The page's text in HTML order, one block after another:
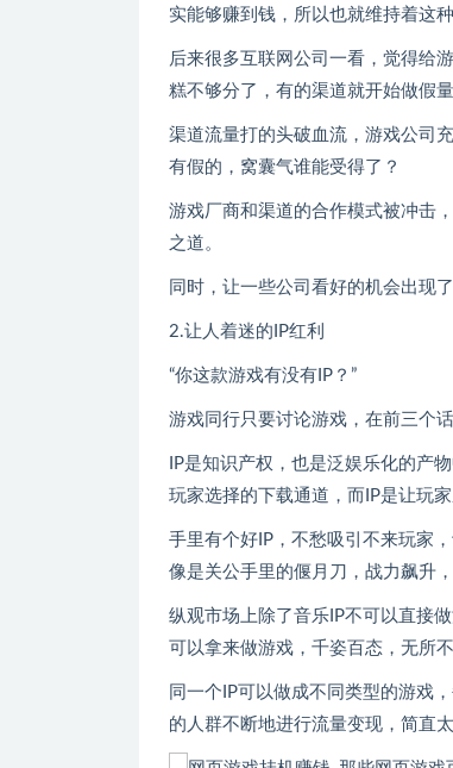
实能够赚到钱，所以也就维持着这种
后来很多互联网公司一看，觉得给
糕不够分了，有的渠道就开始做假
渠道流量打的头破血流，游戏公司
有假的，窝囊气谁能受得了？
游戏厂商和渠道的合作模式被冲击
之道。
同时，让一些公司看好的机会出现了
2.让人着迷的IP红利
“你这款游戏有没有IP？”
游戏同行只要讨论游戏，在前三个
IP是知识产权，也是泛娱乐化的产
玩家选择的下载通道，而IP是让玩家
手里有个好IP，不愁吸引不来玩家
像是关公手里的偃月刀，战力飙升，
纵观市场上除了音乐IP不可以直接
可以拿来做游戏，千姿百态，无所不
同一个IP可以做成不同类型的游戏
的人群不断地进行流量变现，简直